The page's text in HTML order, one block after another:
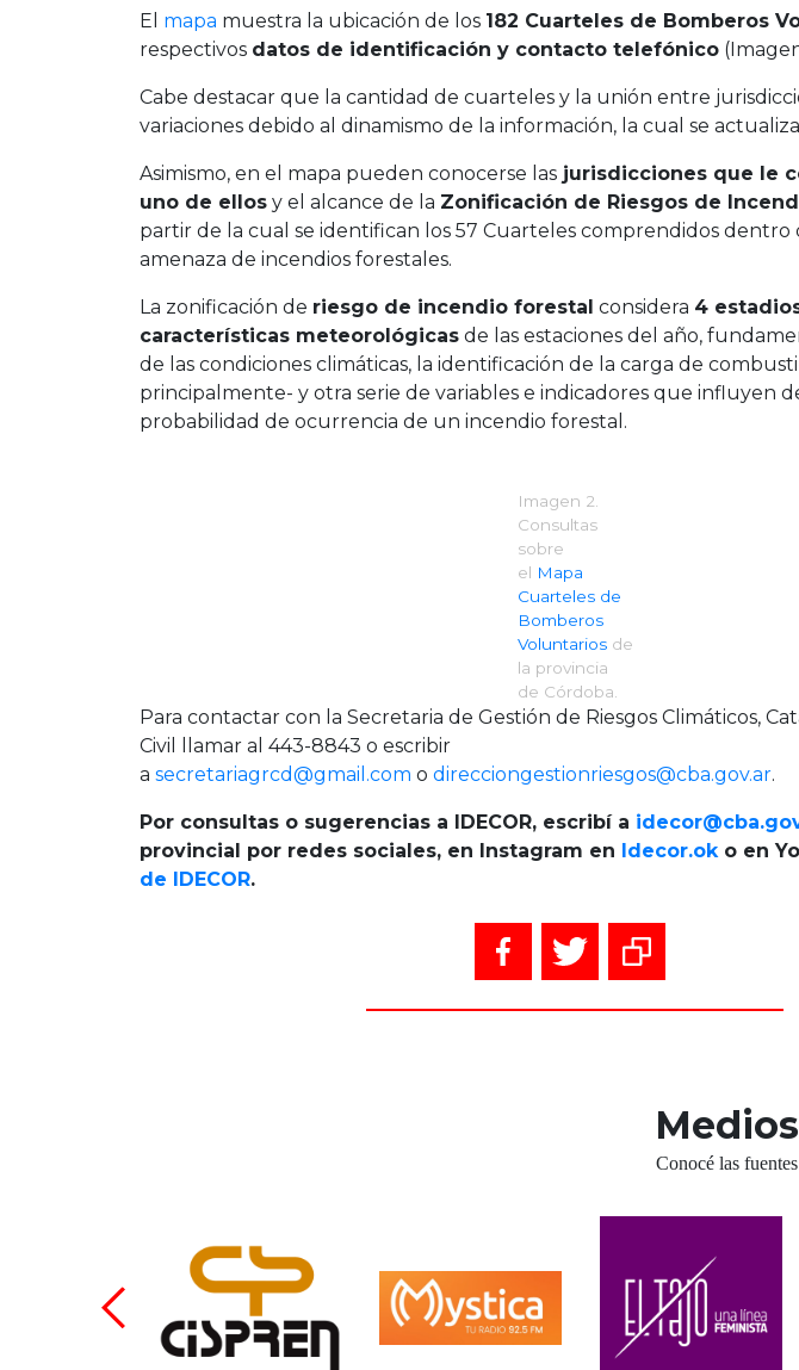
El mapa muestra la ubicación de los 182 Cuarteles de Bomberos
respectivos datos de identificación y contacto telefónico
Cabe destacar que la cantidad de cuarteles y la unión entre
variaciones debido al dinamismo de la información, la cual se
Asimismo, en el mapa pueden conocerse las jurisdicciones que le
uno de ellos y el alcance de la Zonificación de Riesgos de
partir de la cual se identifican los 57 Cuarteles comprendidos dentro
amenaza de incendios forestales.
La zonificación de riesgo de incendio forestal considera 4
características meteorológicas de las estaciones del año,
de las condiciones climáticas, la identificación de la carga de
principalmente- y otra serie de variables e indicadores que influyen
probabilidad de ocurrencia de un incendio forestal.
Imagen 2.
Consultas
sobre
el Mapa
Cuarteles de
Bomberos
Voluntariosde
la provincia
de Córdoba.
Para contactar con la Secretaria de Gestión de Riesgos Climáticos,
Civil llamar al 443-8843 o escribir
a secretariagrcd@gmail.com o direcciongestionriesgos@cba.gov.ar.
Por consultas o sugerencias a IDECOR, escribí a
provincial por redes sociales, en Instagram en
Idecor.oko en
de IDECOR.
Conocé las